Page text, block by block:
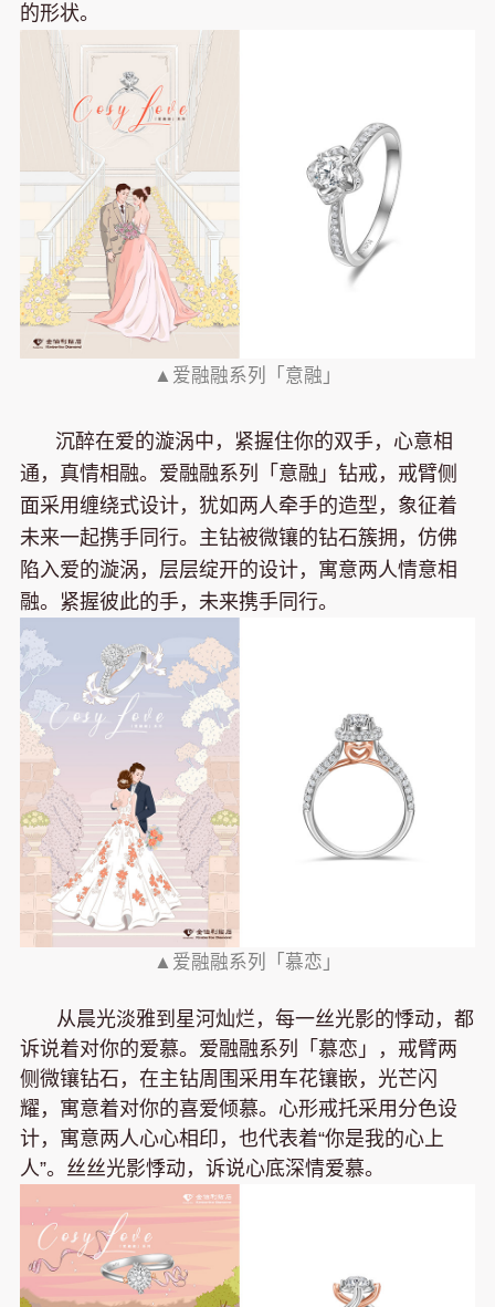
的形状。
▲爱融融系列「意融」
沉醉在爱的漩涡中，紧握住你的双手，心意相
通，真情相融。爱融融系列「意融」钻戒，戒臂侧
面采用缠绕式设计，犹如两人牵手的造型，象征着
未来一起携手同行。主钻被微镶的钻石簇拥，仿佛
陷入爱的漩涡，层层绽开的设计，寓意两人情意相
融。紧握彼此的手，未来携手同行。
▲爱融融系列「慕恋」
从晨光淡雅到星河灿烂，每一丝光影的悸动，都
诉说着对你的爱慕。爱融融系列「慕恋」，戒臂两
侧微镶钻石，在主钻周围采用车花镶嵌，光芒闪
耀，寓意着对你的喜爱倾慕。心形戒托采用分色设
计，寓意两人心心相印，也代表着“你是我的心上
人”。丝丝光影悸动，诉说心底深情爱慕。